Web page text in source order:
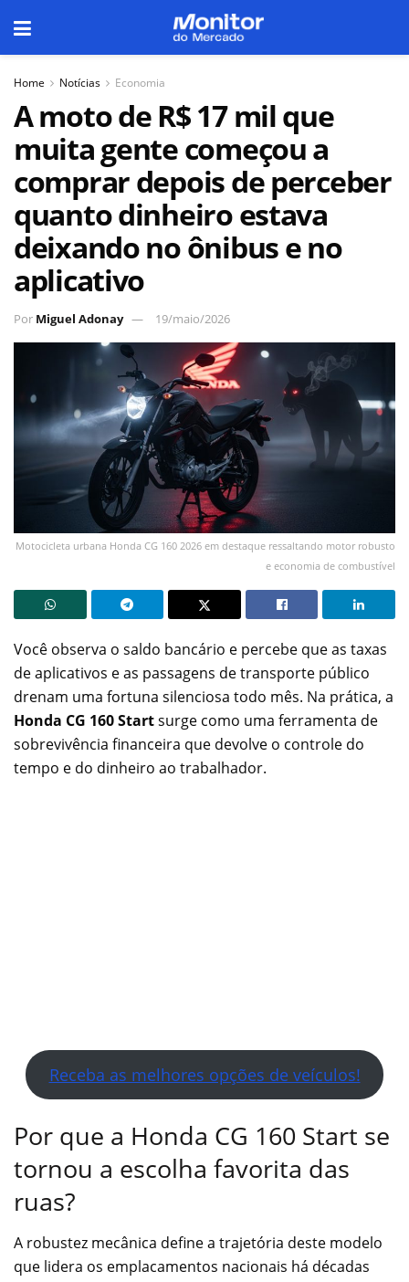
Home Notícias Economia
A moto de R$ 17 mil que
muita gente começou a
comprar depois de perceber
quanto dinheiro estava
deixando no ônibus e no
aplicativo
Por Miguel Adonay 19/maio/2026
Motocicleta urbana Honda CG 160 2026 em destaque ressaltando motor robusto
e economia de combustível
Você observa o saldo bancário e percebe que as taxas
de aplicativos e as passagens de transporte público
drenam uma fortuna silenciosa todo mês. Na prática, a
Honda CG 160 Startsurge como uma ferramenta de
sobrevivência financeira que devolve o controle do
tempo e do dinheiro ao trabalhador.
Receba as melhores opções de veículos!
Por que a Honda CG 160 Start se
tornou a escolha favorita das
ruas?
A robustez mecânica define a trajetória deste modelo
que lidera os emplacamentos nacionais há décadas